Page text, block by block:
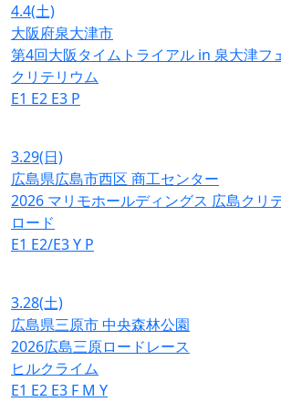
4.4(土)
大阪府泉大津市
第4回大阪タイムトライアル in 泉大津フ
クリテリウム
E1 E2 E3 P
3.29(日)
広島県広島市西区 商工センター
2026 マリモホールディングス 広島クリ
ロード
E1 E2/E3Y P
3.28(土)
広島県三原市 中央森林公園
2026広島三原ロードレース
ヒルクライム
E1 E2 E3 F M Y